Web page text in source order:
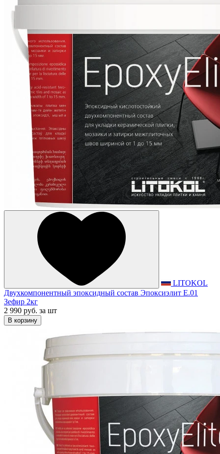
LITOKOL
Двухкомпонентный эпоксидный состав Эпоксиэлит E.01
Зефир 2кг
2 990 руб. за шт
В корзину